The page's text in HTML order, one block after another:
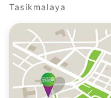
Tasikmalaya